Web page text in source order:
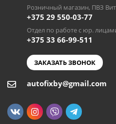
Розничный магазин, ПВЗ
+375 29 550-03-77
Отдел по работе с юр.
+375 33 66-99-511
ЗАКАЗАТЬ ЗВОНОК
autofixby@gmail.com